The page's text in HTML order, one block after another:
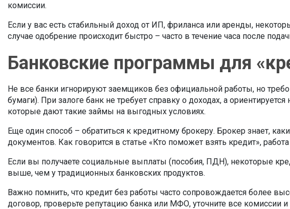
комиссии.
Если у вас есть стабильный доход от ИП, фриланса или аренды,
случае одобрение происходит быстро – часто в течение часа после
Банковские программы для
Не все банки игнорируют заемщиков без официальной работы, но
бумаги). При залоге банк не требует справку о доходах, а
которые дают такие займы на выгодных условиях.
Еще один способ – обратиться к кредитному брокеру. Брокер знает,
документов. Как говорится в статье «Кто поможет взять кредит»,
Если вы получаете социальные выплаты (пособия, ПДН), некоторые
выше, чем у традиционных банковских продуктов.
Важно помнить, что кредит без работы часто сопровождается более
договор, проверьте репутацию банка или МФО, уточните все комиссии